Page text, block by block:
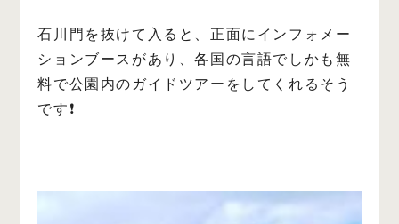
石川門を抜けて入ると、正面にインフォメー
ションブースがあり、各国の言語でしかも無
料で公園内のガイドツアーをしてくれるそう
です❗️